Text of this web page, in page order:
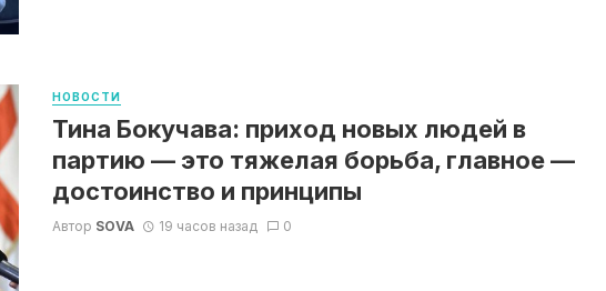
НОВОСТИ
Тина Бокучава: приход новых людей в
партию — это тяжелая борьба, главное —
достоинство и принципы
Автор SOVA 19 часов назад 0